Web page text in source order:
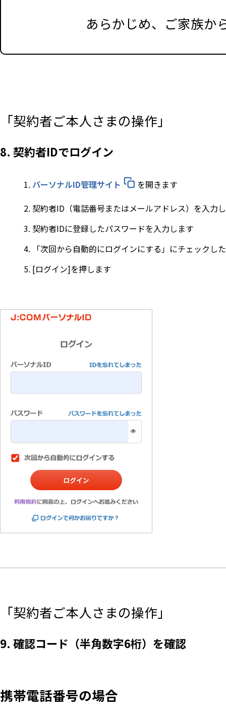
あらかじめ、ご家族か
「契約者ご本人さまの操作」
8. 契約者IDでログイン
パーソナルID管理サイト
を開きます
契約者ID（電話番号またはメールアドレス）を入力
契約者IDに登録したパスワードを入力します
「次回から自動的にログインにする」にチェックし
[ログイン]を押します
「契約者ご本人さまの操作」
9. 確認コード（半角数字6桁）を確認
携帯電話番号の場合